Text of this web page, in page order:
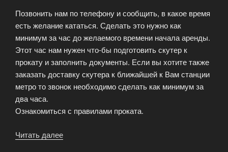
Позвонить нам по телефону и сообщить, в какое время
есть желание кататься. Сделать это нужно как
минимум за час до желаемого времени начала аренды.
Этот час нам нужен что-бы подготовить скутер к
прокату и заполнить документы. Если вы хотите также
заказать доставку скутера к ближайшей к Вам станции
метро то звонок необходимо сделать как минимум за
два часа.
Ознакомиться с правилами проката.
Читать далее